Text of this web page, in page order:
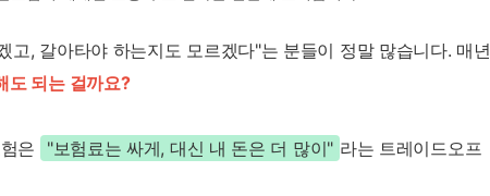
고, 갈아타야 하는지도 모르겠다"는 분들이 정말 많습니다. 매년
도 되는 걸까요?
은 "보험료는 싸게, 대신 내 돈은 더 많이" 라는 트레이드오프